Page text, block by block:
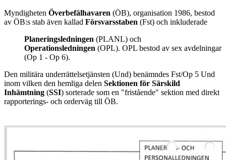
Myndigheten Överbefälhavaren (ÖB), organisation 1986, bestod
av ÖB:s stab även kallad Försvarsstaben (Fst) och inkluderade
Planeringsledningen (PLANL) och
Operationsledningen (OPL). OPL bestod av sex avdelningar
(Op 1 - Op 6).
Den militära underrättelsetjänsten (Und) benämndes Fst/Op 5 Und
inom vilken den hemliga delen Sektionen för Särskild
Inhämtning (SSI) sorterade som en "fristående" sektion med direkt
rapporterings- och orderväg till ÖB.